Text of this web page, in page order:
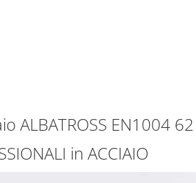
ALBATROSS EN1004
in ACCIAIO